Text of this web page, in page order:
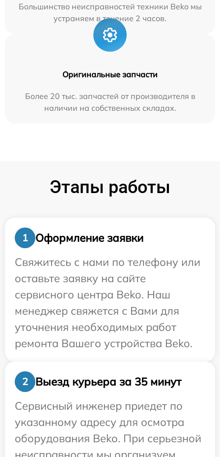
Большинство неисправностей техники Beko мы
устраняем в течение 2 часов.
Оригинальные запчасти
Более 20 тыс. запчастей от производителя в
наличии на собственных складах.
Этапы работы
1
Оформление заявки
Свяжитесь с нами по телефону или
оставьте заявку на сайте
сервисного центра Beko. Наш
менеджер свяжется с Вами для
уточнения необходимых работ
ремонта Вашего устройства Beko.
2
Выезд курьера за 35 минут
Сервисный инженер приедет по
указанному адресу для осмотра
оборудования Beko. При серьезной